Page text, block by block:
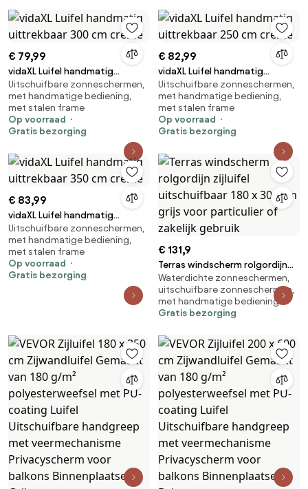
veermechanisme Privacyscherm
voor balkons Binnenplaatsen
UV30 Beige
€ 79,99
vidaXL Luifel handmatig
uittrekbaar 300 cm crème
Uitschuifbare zonneschermen,
met handmatige bediening,
met stalen frame
Op voorraad
Gratis bezorging
€ 82,99
vidaXL Luifel handmatig
uittrekbaar 250 cm crème
Uitschuifbare zonneschermen,
met handmatige bediening,
met stalen frame
Op voorraad
Gratis bezorging
€ 83,99
vidaXL Luifel handmatig
uittrekbaar 350 cm crème
Uitschuifbare zonneschermen,
met handmatige bediening,
met stalen frame
Op voorraad
Gratis bezorging
€ 131,9
Terras windscherm rolgordijn
zijluifel uitschuifbaar 180 x 300
cm grijs voor particulier of
zakelijk gebruik
Waterdichte zonneschermen,
uitschuifbare zonneschermen,
met handmatige bediening
Gratis bezorging